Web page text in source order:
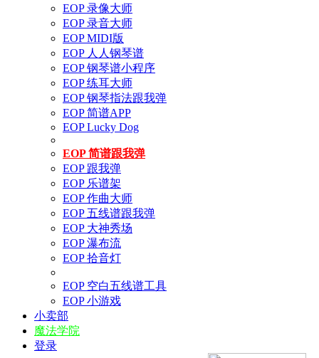
EOP 录像大师
EOP 录音大师
EOP MIDI版
EOP 人人钢琴谱
EOP 钢琴谱小程序
EOP 练耳大师
EOP 钢琴指法跟我弹
EOP 简谱APP
EOP Lucky Dog
EOP 简谱跟我弹
EOP 跟我弹
EOP 乐谱架
EOP 作曲大师
EOP 五线谱跟我弹
EOP 大神秀场
EOP 瀑布流
EOP 拾音灯
EOP 空白五线谱工具
EOP 小游戏
小卖部
魔法学院
登录